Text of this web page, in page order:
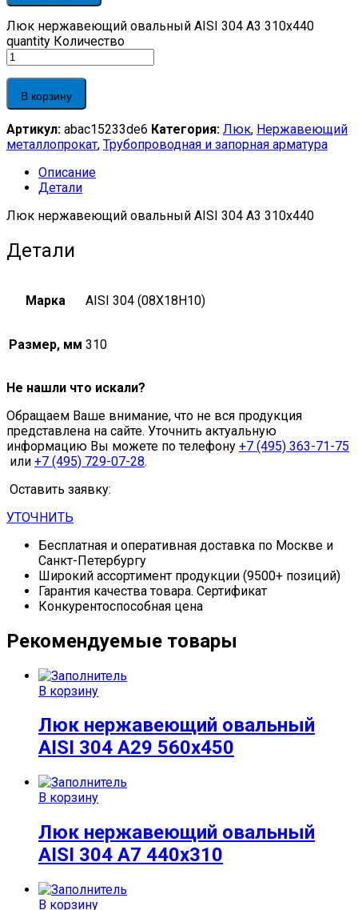
Люк нержавеющий овальный AISI 304 А3 310х440
quantity Количество
В корзину
Артикул: abac15233de6 Категория: Люк, Нержавеющий
металлопрокат, Трубопроводная и запорная арматура
Описание
Детали
Люк нержавеющий овальный AISI 304 А3 310х440
Детали
Марка AISI 304 (08Х18Н10)
Размер, мм 310
Не нашли что искали?
Обращаем Ваше внимание, что не вся продукция
представлена на сайте. Уточнить актуальную
информацию Вы можете по телефону +7 (495) 363-71-75
или +7 (495) 729-07-28.
Оставить заявку:
УТОЧНИТЬ
Бесплатная и оперативная доставка по Москве и
Санкт-Петербургу
Широкий ассортимент продукции (9500+ позиций)
Гарантия качества товара. Сертификат
Конкурентоспособная цена
Рекомендуемые товары
В корзину
Люк нержавеющий овальный
AISI 304 A29 560х450
В корзину
Люк нержавеющий овальный
AISI 304 A7 440х310
В корзину